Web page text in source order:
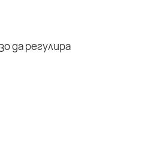
да регулира